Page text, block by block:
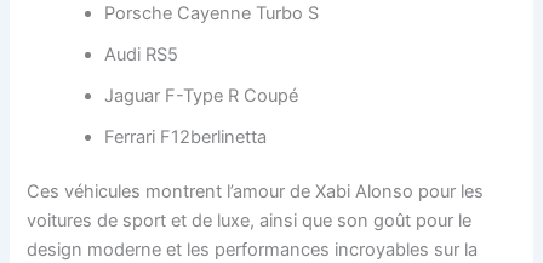
Porsche Cayenne Turbo S
Audi RS5
Jaguar F-Type R Coupé
Ferrari F12berlinetta
Ces véhicules montrent l’amour de Xabi Alonso pour les
voitures de sport et de luxe, ainsi que son goût pour le
design moderne et les performances incroyables sur la